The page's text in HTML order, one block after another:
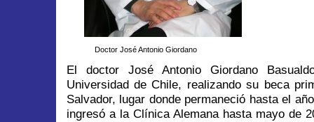
Doctor José Antonio Giordano
El doctor José Antonio Giordano
Universidad de Chile, realizando su beca
Salvador, lugar donde permaneció hasta el
ingresó a la Clínica Alemana hasta mayo de